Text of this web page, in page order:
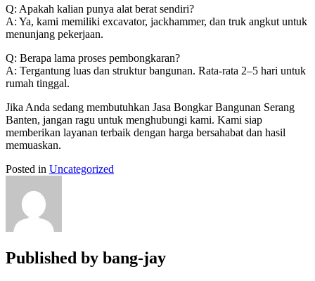
Q: Apakah kalian punya alat berat sendiri?
A: Ya, kami memiliki excavator, jackhammer, dan truk angkut untuk
menunjang pekerjaan.
Q: Berapa lama proses pembongkaran?
A: Tergantung luas dan struktur bangunan. Rata-rata 2–5 hari untuk
rumah tinggal.
Jika Anda sedang membutuhkan Jasa Bongkar Bangunan Serang
Banten, jangan ragu untuk menghubungi kami. Kami siap
memberikan layanan terbaik dengan harga bersahabat dan hasil
memuaskan.
Posted in Uncategorized
Published by bang-jay